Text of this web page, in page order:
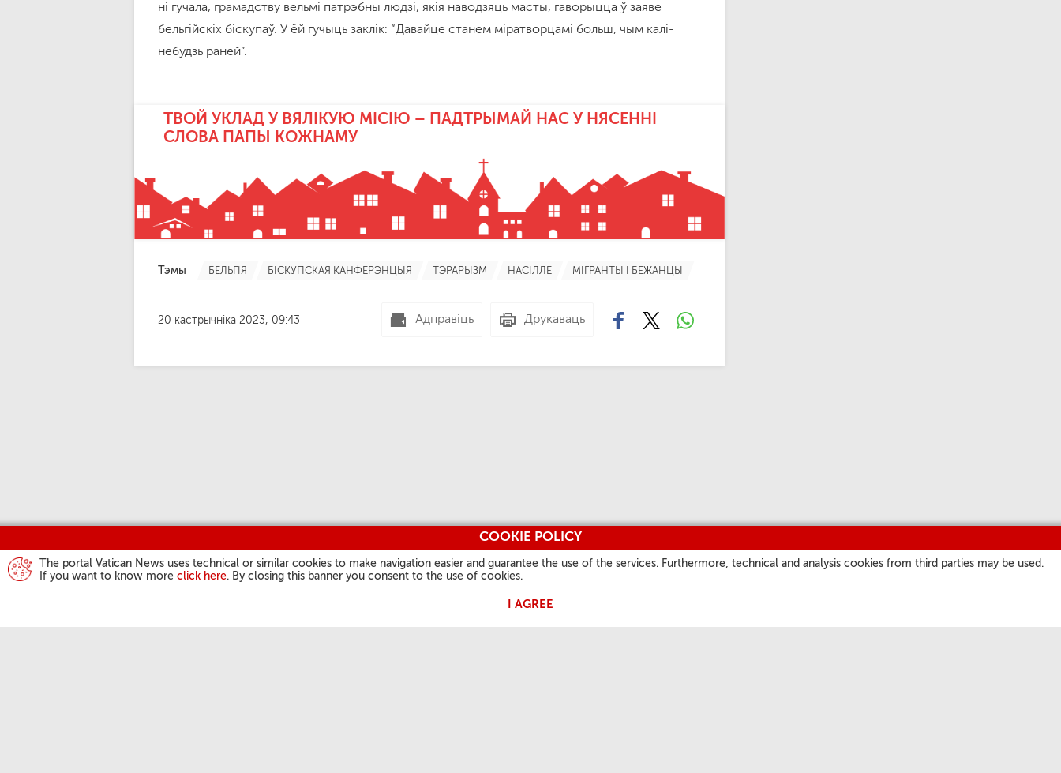
COOKIE POLICY
The portal Vatican News uses technical or similar cookies to make navigation easier and guarantee the use of the services. Furthermore, technical and analysis cookies from third parties may be used.
If you want to know more click here. By closing this banner you consent to the use of cookies.
I AGREE
ні гучала, грамадству вельмі патрэбны людзі, якія наводзяць масты, гаворыцца ў заяве
бельгійскіх біскупаў. У ёй гучыць заклік: “Давайце станем міратворцамі больш, чым калі-
небудзь раней”.
ТВОЙ УКЛАД У ВЯЛІКУЮ МІСІЮ – ПАДТРЫМАЙ НАС У НЯСЕННІ
СЛОВА ПАПЫ КОЖНАМУ
Тэмы БЕЛЬГІЯ БІСКУПСКАЯ КАНФЕРЭНЦЫЯ ТЭРАРЫЗМ НАСІЛЛЕ МІГРАНТЫ І БЕЖАНЦЫ
20 кастрычніка 2023, 09:43 Адправіць Друкаваць